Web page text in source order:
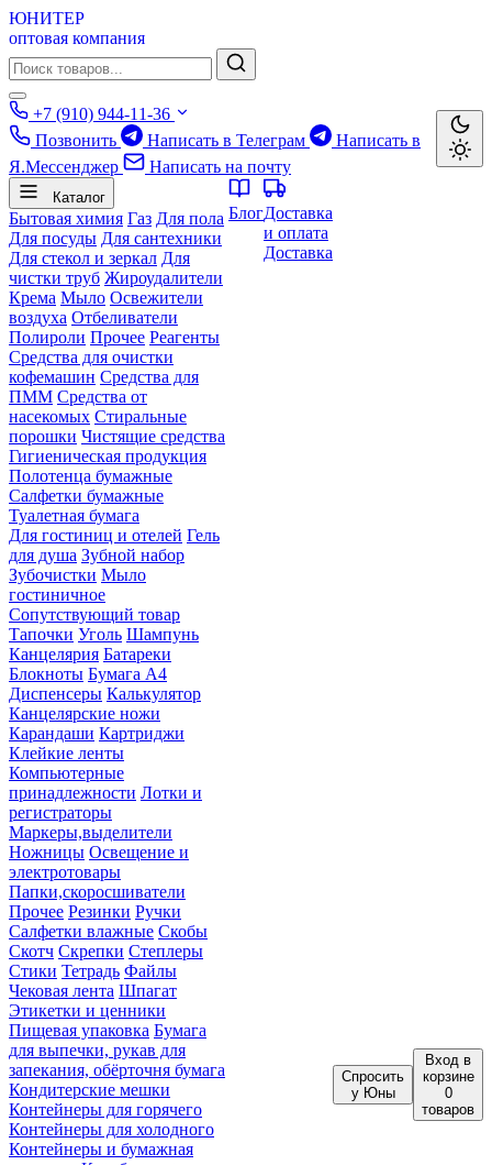
ЮНИТЕР
оптовая компания
+7 (910) 944-11-36
Позвонить
Написать в Телеграм
Написать в
Я.Мессенджер
Написать на почту
Каталог
Бытовая химия Газ Для пола
Для посуды Для сантехники
Для стекол и зеркал Для
чистки труб Жироудалители
Крема Мыло Освежители
воздуха Отбеливатели
Полироли Прочее Реагенты
Средства для очистки
кофемашин Средства для
ПММ Средства от
насекомых Стиральные
порошки Чистящие средства
Гигиеническая продукция
Полотенца бумажные
Салфетки бумажные
Туалетная бумага
Для гостиниц и отелей Гель
для душа Зубной набор
Зубочистки Мыло
гостиничное
Сопутствующий товар
Тапочки Уголь Шампунь
Канцелярия Батареки
Блокноты Бумага А4
Диспенсеры Калькулятор
Канцелярские ножи
Карандаши Картриджи
Клейкие ленты
Компьютерные
принадлежности Лотки и
регистраторы
Маркеры,выделители
Ножницы Освещение и
электротовары
Папки,скоросшиватели
Прочее Резинки Ручки
Салфетки влажные Скобы
Скотч Скрепки Степлеры
Стики Тетрадь Файлы
Чековая лента Шпагат
Этикетки и ценники
Пищевая упаковка Бумага
для выпечки, рукав для
запекания, обёрточня бумага
Кондитерские мешки
Контейнеры для горячего
Контейнеры для холодного
Контейнеры и бумажная
БлогДоставка
и оплата
Доставка
Спросить
у Юны
Вход в
корзине
0
товаров